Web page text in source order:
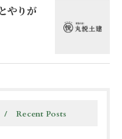
やりが
Recent Posts